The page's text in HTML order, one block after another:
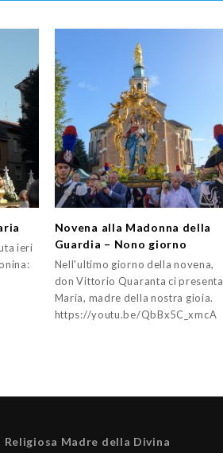
ieri
Novena alla Madonna della
Guardia – Nono giorno
Nell'ultimo giorno della novena,
don Vittorio Quaranta ci presenta
Maria, madre della nostra gioia.
https://youtu.be/QbBx5C_xmcA
Religiosa Madre della Divina